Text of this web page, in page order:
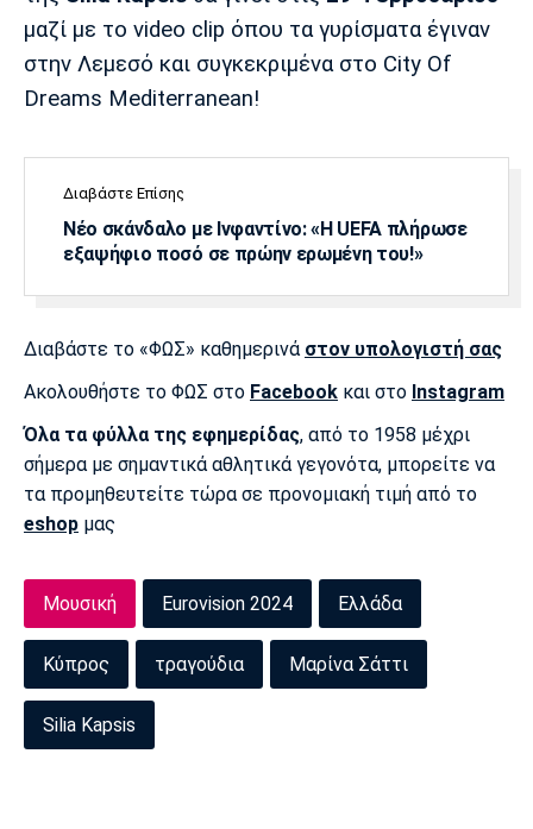
μαζί με το video clip όπου τα γυρίσματα έγιναν
στην Λεμεσό και συγκεκριμένα στο City Of
Dreams Mediterranean!
Διαβάστε Επίσης
Νέο σκάνδαλο με Ινφαντίνο: «Η UEFA πλήρωσε
εξαψήφιο ποσό σε πρώην ερωμένη του!»
Διαβάστε το «ΦΩΣ» καθημερινά στον υπολογιστή σας
Ακολουθήστε το ΦΩΣ στο Facebook και στο Instagram
Όλα τα φύλλα της εφημερίδας, από το 1958 μέχρι
σήμερα με σημαντικά αθλητικά γεγονότα, μπορείτε να
τα προμηθευτείτε τώρα σε προνομιακή τιμή από το
eshop μας
Μουσική Eurovision 2024 Ελλάδα
Κύπρος τραγούδια Μαρίνα Σάττι
Silia Kapsis